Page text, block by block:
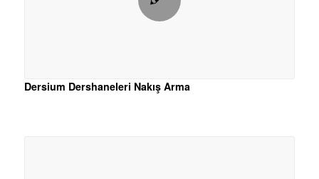
Dersium Dershaneleri Nakış Arma